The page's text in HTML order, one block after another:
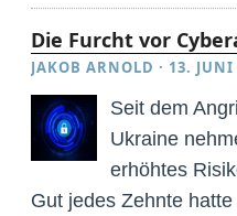
Die Furcht vor
JAKOB ARNOLD · 13. JUNI
Seit dem
Ukraine
erhöhtes
Gut jedes Zehnte